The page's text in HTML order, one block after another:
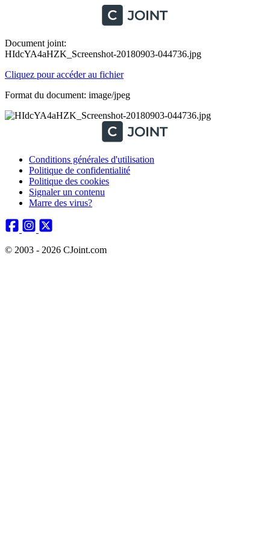
Document joint:
HIdcYA4aHZK_Screenshot-20180903-044736.jpg
Cliquez pour accéder au fichier
Format du document: image/jpeg
Conditions générales d'utilisation
Politique de confidentialité
Politique des cookies
Signaler un contenu
Marre des virus?
© 2003 - 2026 CJoint.com